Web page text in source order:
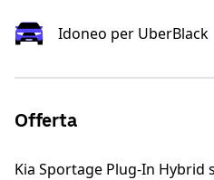
Idoneo per UberBlack
Offerta
Kia Sportage Plug-In Hybrid